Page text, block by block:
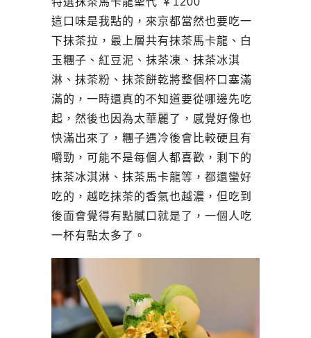
這口味是我點的，來京都當然也要吃一
下抹茶拉，最上層共有抹茶馬卡龍、白
玉糰子、紅豆泥、抹茶凍、抹茶冰淇
淋、抹茶粉、抹茶餅乾將整個杯口塞滿
滿的，一時還真的不知道要從哪邊先吃
起，然後也因為太華麗了，感覺好像也
快滿出來了，糰子遇冷後會比較硬且有
嚼勁，可能不是每個人都喜歡，剩下的
抹茶冰淇淋、抹茶馬卡龍等，都還蠻好
吃的，越吃抹茶的香氣也越濃，但吃到
後面會覺得有點膩口就是了，一個人吃
一杯有點太多了。